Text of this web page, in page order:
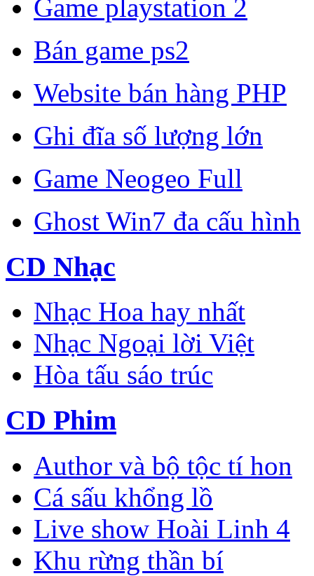
Game playstation 2
Bán game ps2
Website bán hàng PHP
Ghi đĩa số lượng lớn
Game Neogeo Full
Ghost Win7 đa cấu hình
CD Nhạc
Nhạc Hoa hay nhất
Nhạc Ngoại lời Việt
Hòa tấu sáo trúc
CD Phim
Author và bộ tộc tí hon
Cá sấu khổng lồ
Live show Hoài Linh 4
Khu rừng thần bí